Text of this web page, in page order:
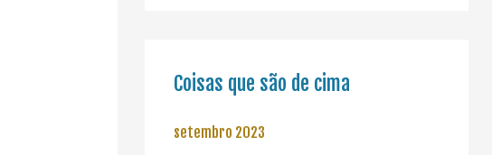
Coisas que são de cima
setembro 2023